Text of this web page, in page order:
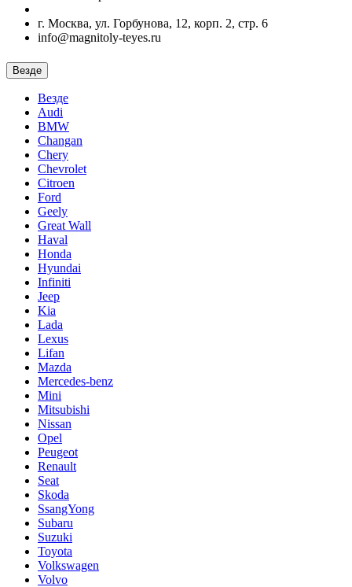
г. Москва, ул. Горбунова, 12, корп. 2, стр. 6
info@magnitoly-teyes.ru
Везде
Везде
Audi
BMW
Changan
Chery
Chevrolet
Citroen
Ford
Geely
Great Wall
Haval
Honda
Hyundai
Infiniti
Jeep
Kia
Lada
Lexus
Lifan
Mazda
Mercedes-benz
Mini
Mitsubishi
Nissan
Opel
Peugeot
Renault
Seat
Skoda
SsangYong
Subaru
Suzuki
Toyota
Volkswagen
Volvo